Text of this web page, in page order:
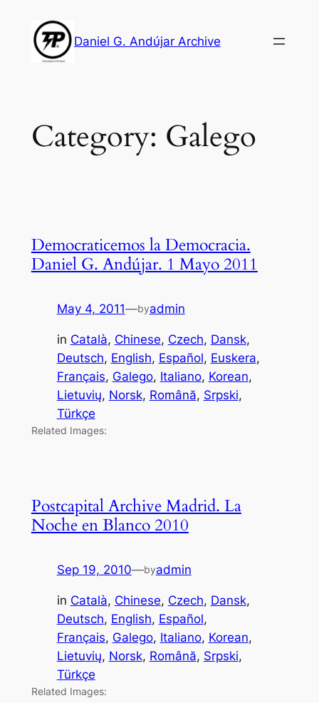
content
Daniel G. Andújar Archive
Category: Galego
Democraticemos la Democracia.
Daniel G. Andújar. 1 Mayo 2011
May 4, 2011—byadmin
in Català, Chinese, Czech, Dansk
Deutsch, English, Español, Euskera
Français, Galego, Italiano, Korean
Lietuvių, Norsk, Română, Srpski
Türkçe
Related Images:
Postcapital Archive Madrid. La
Noche en Blanco 2010
Sep 19, 2010—byadmin
in Català, Chinese, Czech, Dansk
Deutsch, English, Español
Français, Galego, Italiano, Korean
Lietuvių, Norsk, Română, Srpski
Türkçe
Related Images: